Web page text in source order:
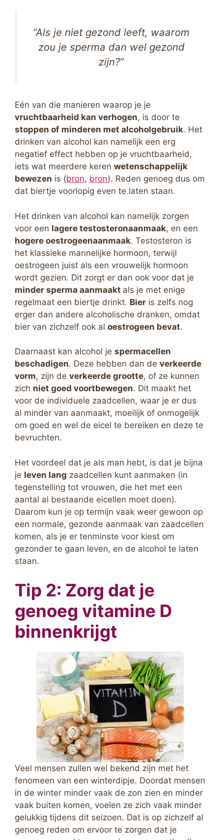
“Als je niet gezond leeft, waarom
zou je sperma dan wel gezond
zijn?”
Eén van die manieren waarop je je
vruchtbaarheid kan verhogen, is door te
stoppen of minderen met alcoholgebruik. Het
drinken van alcohol kan namelijk een erg
negatief effect hebben op je vruchtbaarheid,
iets wat meerdere keren wetenschappelijk
bewezen is (bron, bron). Reden genoeg dus om
dat biertje voorlopig even te laten staan.
Het drinken van alcohol kan namelijk zorgen
voor een lagere testosteronaanmaak, en een
hogere oestrogeenaanmaak. Testosteron is
het klassieke mannelijke hormoon, terwijl
oestrogeen juist als een vrouwelijk hormoon
wordt gezien. Dit zorgt er dan ook voor dat je
minder sperma aanmaakt als je met enige
regelmaat een biertje drinkt. Bier is zelfs nog
erger dan andere alcoholische dranken, omdat
bier van zichzelf ook al oestrogeen bevat.
Daarnaast kan alcohol je spermacellen
beschadigen. Deze hebben dan de verkeerde
vorm, zijn de verkeerde grootte, of ze kunnen
zich niet goed voortbewegen. Dit maakt het
voor de individuele zaadcellen, waar je er dus
al minder van aanmaakt, moeilijk of onmogelijk
om goed en wel de eicel te bereiken en deze te
bevruchten.
Het voordeel dat je als man hebt, is dat je bijna
je leven lang zaadcellen kunt aanmaken (in
tegenstelling tot vrouwen, die het met een
aantal al bestaande eicellen moet doen).
Daarom kun je op termijn vaak weer gewoon op
een normale, gezonde aanmaak van zaadcellen
komen, als je er tenminste voor kiest om
gezonder te gaan leven, en de alcohol te laten
staan.
Tip 2: Zorg dat je
genoeg vitamine D
binnenkrijgt
Veel mensen zullen wel bekend zijn met het
fenomeen van een winterdipje. Doordat mensen
in de winter minder vaak de zon zien en minder
vaak buiten komen, voelen ze zich vaak minder
gelukkig tijdens dit seizoen. Dat is op zichzelf al
genoeg reden om ervoor te zorgen dat je